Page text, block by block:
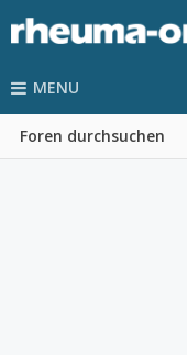
MENU
Foren durchsuchen